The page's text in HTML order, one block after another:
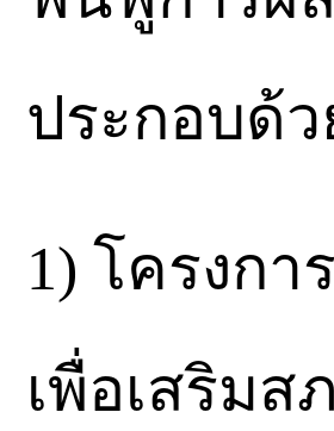
ประกอบด้ว
1) โครงก
เพื่อเสริม